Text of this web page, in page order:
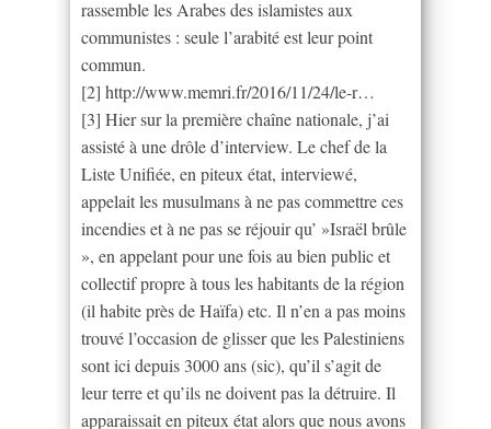
rassemble les Arabes des islamistes aux
communistes : seule l’arabité est leur point
commun.
[2] http://www.memri.fr/2016/11/24/le-r…
[3] Hier sur la première chaîne nationale, j’ai
assisté à une drôle d’interview. Le chef de la
Liste Unifiée, en piteux état, interviewé,
appelait les musulmans à ne pas commettre ces
incendies et à ne pas se réjouir qu’ »Israël brûle
», en appelant pour une fois au bien public et
collectif propre à tous les habitants de la région
(il habite près de Haïfa) etc. Il n’en a pas moins
trouvé l’occasion de glisser que les Palestiniens
sont ici depuis 3000 ans (sic), qu’il s’agit de
leur terre et qu’ils ne doivent pas la détruire. Il
apparaissait en piteux état alors que nous avons